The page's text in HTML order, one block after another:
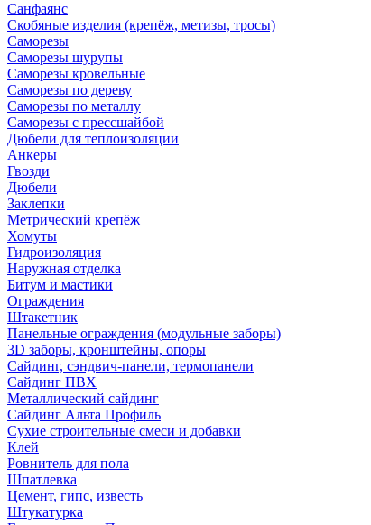
Санфаянс
Скобяные изделия (крепёж, метизы, тросы)
Саморезы
Саморезы шурупы
Саморезы кровельные
Саморезы по дереву
Саморезы по металлу
Саморезы с прессшайбой
Дюбели для теплоизоляции
Анкеры
Гвозди
Дюбели
Заклепки
Метрический крепёж
Хомуты
Гидроизоляция
Наружная отделка
Битум и мастики
Ограждения
Штакетник
Панельные ограждения (модульные заборы)
3D заборы, кронштейны, опоры
Cайдинг, сэндвич-панели, термопанели
Сайдинг ПВХ
Металлический сайдинг
Сайдинг Альта Профиль
Сухие строительные смеси и добавки
Клей
Ровнитель для пола
Шпатлевка
Цемент, гипс, известь
Штукатурка